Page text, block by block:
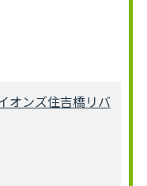
ンズ住吉橋リバ